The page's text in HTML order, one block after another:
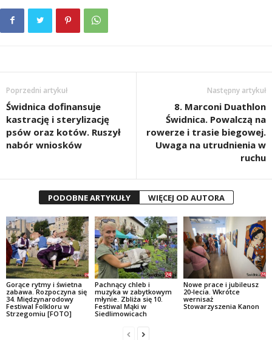
Poprzedni artykuł
Świdnica dofinansuje
kastrację i sterylizację
psów oraz kotów. Ruszył
nabór wniosków
Następny artykuł
8. Marconi Duathlon
Świdnica. Powalczą na
rowerze i trasie biegowej.
Uwaga na utrudnienia w
ruchu
PODOBNE ARTYKUŁY WIĘCEJ OD AUTORA
Gorące rytmy i świetna
zabawa. Rozpoczyna się
34. Międzynarodowy
Festiwal Folkloru w
Strzegomiu [FOTO]
Pachnący chleb i
muzyka w zabytkowym
młynie. Zbliża się 10.
Festiwal Mąki w
Siedlimowicach
Nowe prace i jubileusz
20-lecia. Wkrótce
wernisaż
Stowarzyszenia Kanon